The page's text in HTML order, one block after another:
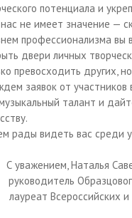
потенциала и
не имеет значение —
профессионализма вы
двери личных
превосходить других,
заявок от участников
талант и
рады видеть вас среди
С уважением, Наталья
руководитель
лауреат Всероссийских